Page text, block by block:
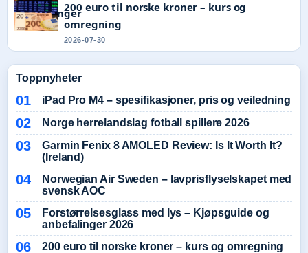
200 euro til norske kroner – kurs og
omregning
2026-07-30
Toppnyheter
iPad Pro M4 – spesifikasjoner, pris og veiledning
Norge herrelandslag fotball spillere 2026
Garmin Fenix 8 AMOLED Review: Is It Worth It?
(Ireland)
Norwegian Air Sweden – lavprisflyselskapet med
svensk AOC
Forstørrelsesglass med lys – Kjøpsguide og
anbefalinger 2026
200 euro til norske kroner – kurs og omregning